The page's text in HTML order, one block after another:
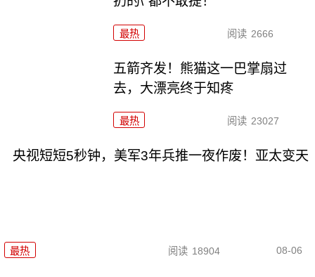
最热 阅读 2666
五箭齐发！熊猫这一巴掌扇过
去，大漂亮终于知疼
最热 阅读 23027
央视短短5秒钟，美军3年兵推一夜作废！亚太变天
最热 阅读 18904 08-06